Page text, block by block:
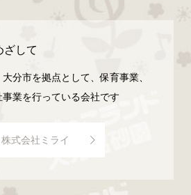
して
分市を拠点として、保育事業、
業を行っている会社です
株式会社ミライ